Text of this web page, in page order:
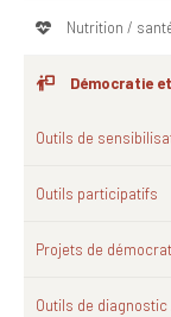
Nutrition /
Démocratie
Outils de
Outils participatifs
Projets de
Outils de diagnostic